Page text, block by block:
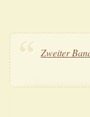
Zweiter